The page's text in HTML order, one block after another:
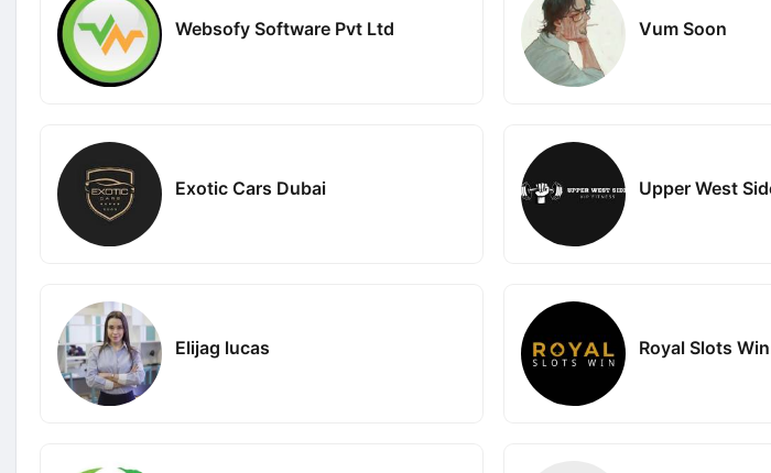
Websofy Software Pvt Ltd Vum Soon
Exotic Cars Dubai Upper West
Elijag lucas Royal Slots Win